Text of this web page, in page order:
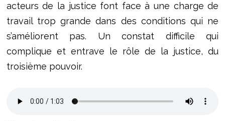
acteurs de la justice font face à une charge de
travail trop grande dans des conditions qui ne
s’améliorent pas. Un constat difficile qui
complique et entrave le rôle de la justice, du
troisième pouvoir.